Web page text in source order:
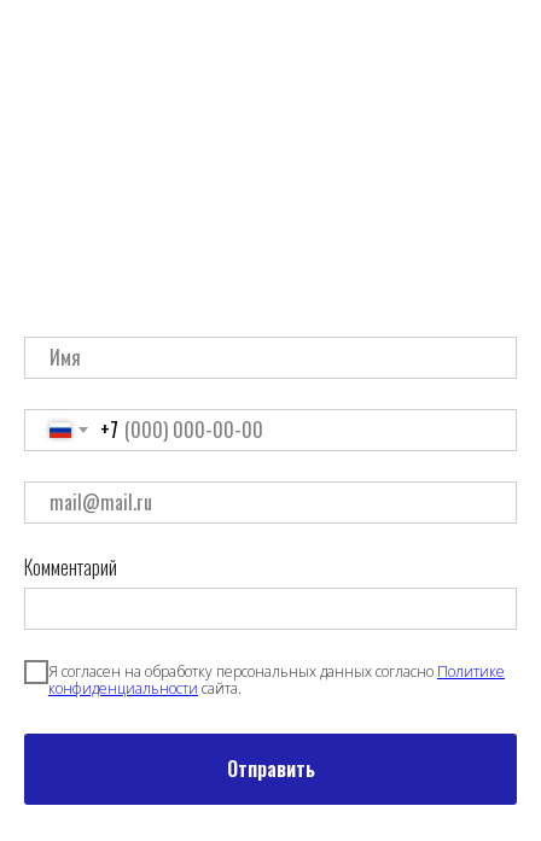
+7
Комментарий
Я согласен на обработку персональных данных согласно Политике
конфиденциальности сайта.
Отправить